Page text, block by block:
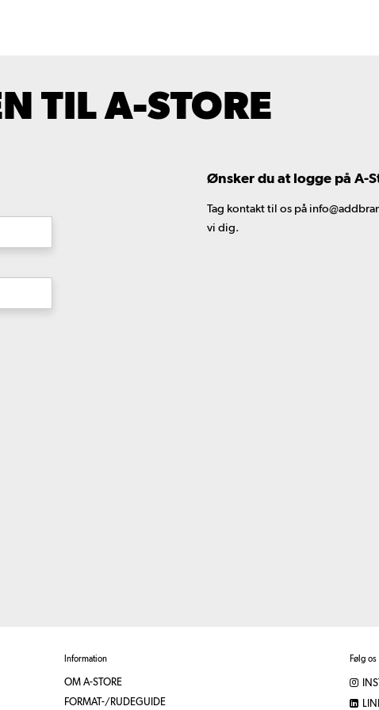
TIL A-STORE
Ønsker du at logge på A-
Tag kontakt til os på
vi dig.
Information
OM A-STORE
FORMAT-/RUDEGUIDE
Følg os